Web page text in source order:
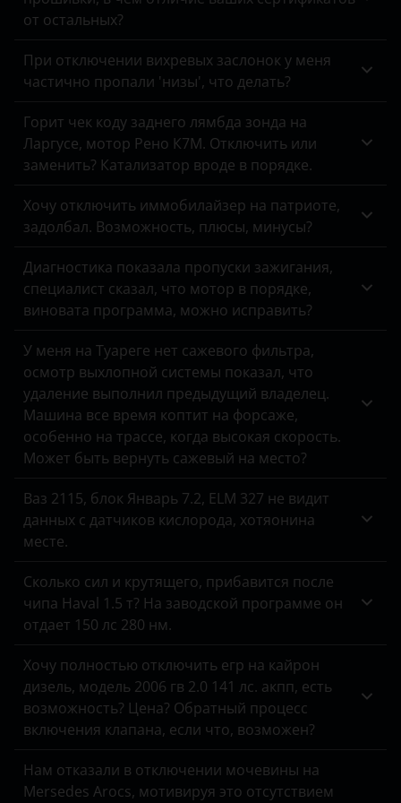
от остальных?
При отключении вихревых заслонок у меня
частично пропали 'низы', что делать?
Горит чек коду заднего лямбда зонда на
Ларгусе, мотор Рено К7М. Отключить или
заменить? Катализатор вроде в порядке.
Хочу отключить иммобилайзер на патриоте,
задолбал. Возможность, плюсы, минусы?
Диагностика показала пропуски зажигания,
специалист сказал, что мотор в порядке,
виновата программа, можно исправить?
У меня на Туареге нет сажевого фильтра,
осмотр выхлопной системы показал, что
удаление выполнил предыдущий владелец.
Машина все время коптит на форсаже,
особенно на трассе, когда высокая скорость.
Может быть вернуть сажевый на место?
Ваз 2115, блок Январь 7.2, ELM 327 не видит
данных с датчиков кислорода, хотяонина
месте.
Сколько сил и крутящего, прибавится после
чипа Haval 1.5 т? На заводской программе он
отдает 150 лс 280 нм.
Хочу полностью отключить егр на кайрон
дизель, модель 2006 гв 2.0 141 лс. акпп, есть
возможность? Цена? Обратный процесс
включения клапана, если что, возможен?
Нам отказали в отключении мочевины на
Mersedes Arocs, мотивируя это отсутствием